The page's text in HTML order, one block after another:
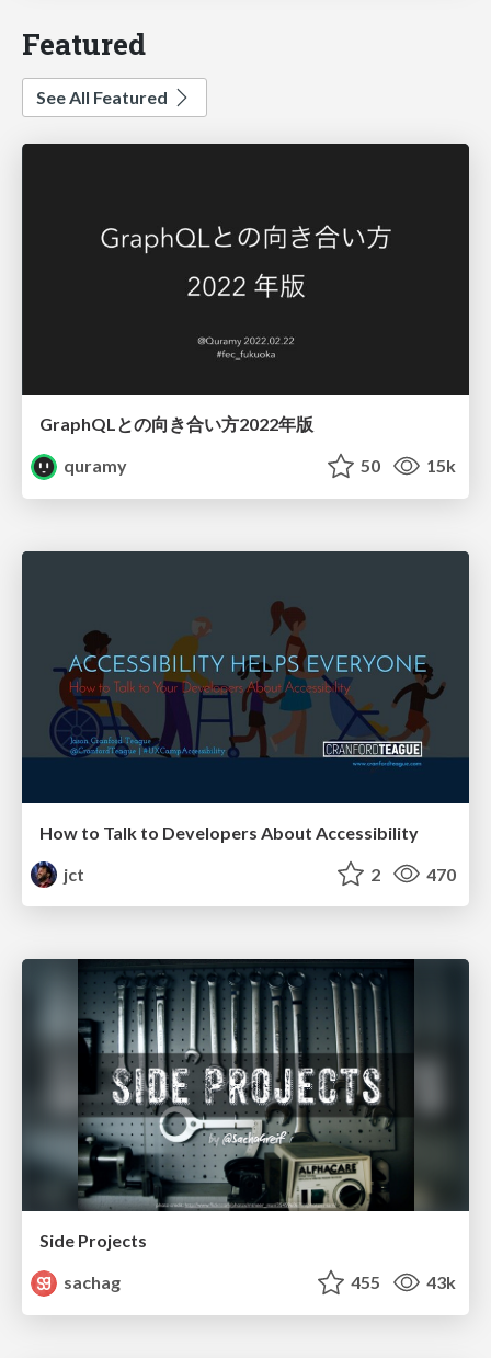
Featured
See All Featured
GraphQLとの向き合い方2022年版
quramy
50 15k
How to Talk to Developers About Accessibility
jct
2 470
Side Projects
sachag
455 43k